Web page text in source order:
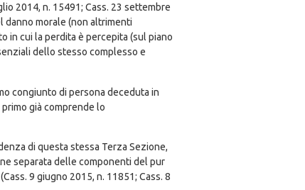
2014, n. 15491; Cass. 23 settembre
danno morale (non altrimenti
in cui la perdita è percepita (sul piano
dello stesso complesso e
congiunto di persona deceduta in
già comprende lo
di questa stessa Terza Sezione,
separata delle componenti del pur
9 giugno 2015, n. 11851; Cass. 8